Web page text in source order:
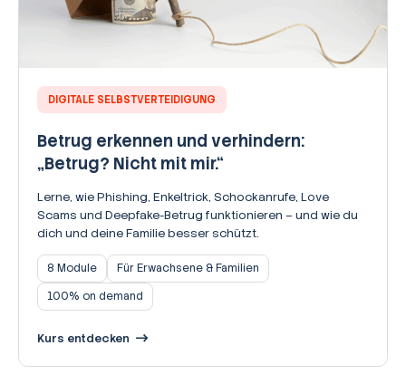
DIGITALE SELBSTVERTEIDIGUNG
Betrug erkennen und verhindern:
„Betrug? Nicht mit mir.“
Lerne, wie Phishing, Enkeltrick, Schockanrufe, Love
Scams und Deepfake-Betrug funktionieren – und wie du
dich und deine Familie besser schützt.
8 Module
Für Erwachsene & Familien
100% on demand
Kurs entdecken